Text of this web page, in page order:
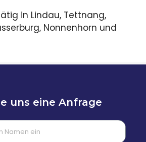
in Lindau, Tettnang,
Nonnenhorn und
uns eine Anfrage